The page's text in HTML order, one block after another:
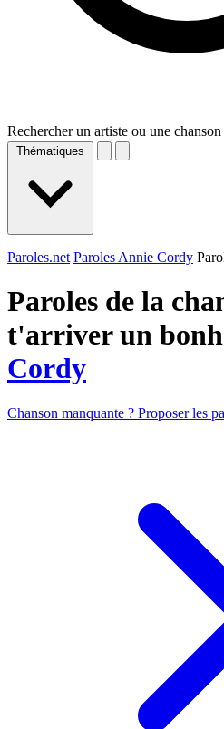
Rechercher un artiste ou une chanson
Thématiques
Paroles.net Paroles Annie Cordy
Paroles de la
t'arriver un
Cordy
Chanson manquante ? Proposer les